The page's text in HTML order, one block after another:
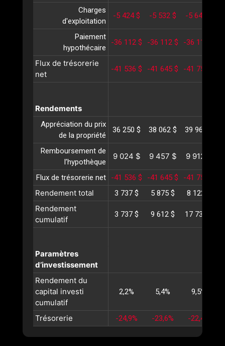
Charges
d'exploitation
-5 424 $ -5 532 $ -5 643 $
Paiement
hypothécaire
-36 112 $ -36 112 $ -36 112 $
Flux de trésorerie
net
-41 536 $ -41 645 $ -41 755 $
Rendements
Appréciation du prix
de la propriété
36 250 $ 38 062 $ 39 965 $
Remboursement de
l’hypothèque
9 024 $ 9 457 $ 9 912 $
Flux de trésorerie net -41 536 $ -41 645 $ -41 755 $
Rendement total 3 737 $ 5 875 $ 8 122 $
Rendement
cumulatif
3 737 $ 9 612 $ 17 735 $
Paramètres
d’investissement
Rendement du
capital investi
cumulatif
2,2% 5,4% 9,5%
Trésorerie -24,9% -23,6% -22,4%